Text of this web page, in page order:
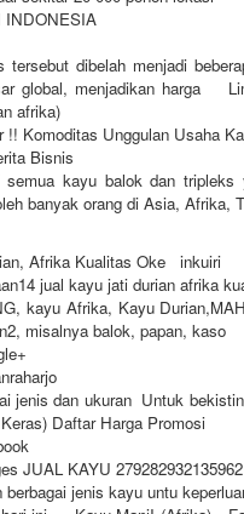
INDONESIA
dibelah menjadi
global, menjadikan harga
afrika)
!! Komoditas Unggulan Usaha
Bisnis
kayu balok dan
banyak orang di Asia, Afrika,
Afrika Kualitas Oke inkuiri
jual kayu jati durian afrika
kayu Afrika, Kayu
misalnya balok, papan, kaso
jenis dan ukuran Untuk
Daftar Harga Promosi
JUAL KAYU 279282932135962
berbagai jenis kayu untu